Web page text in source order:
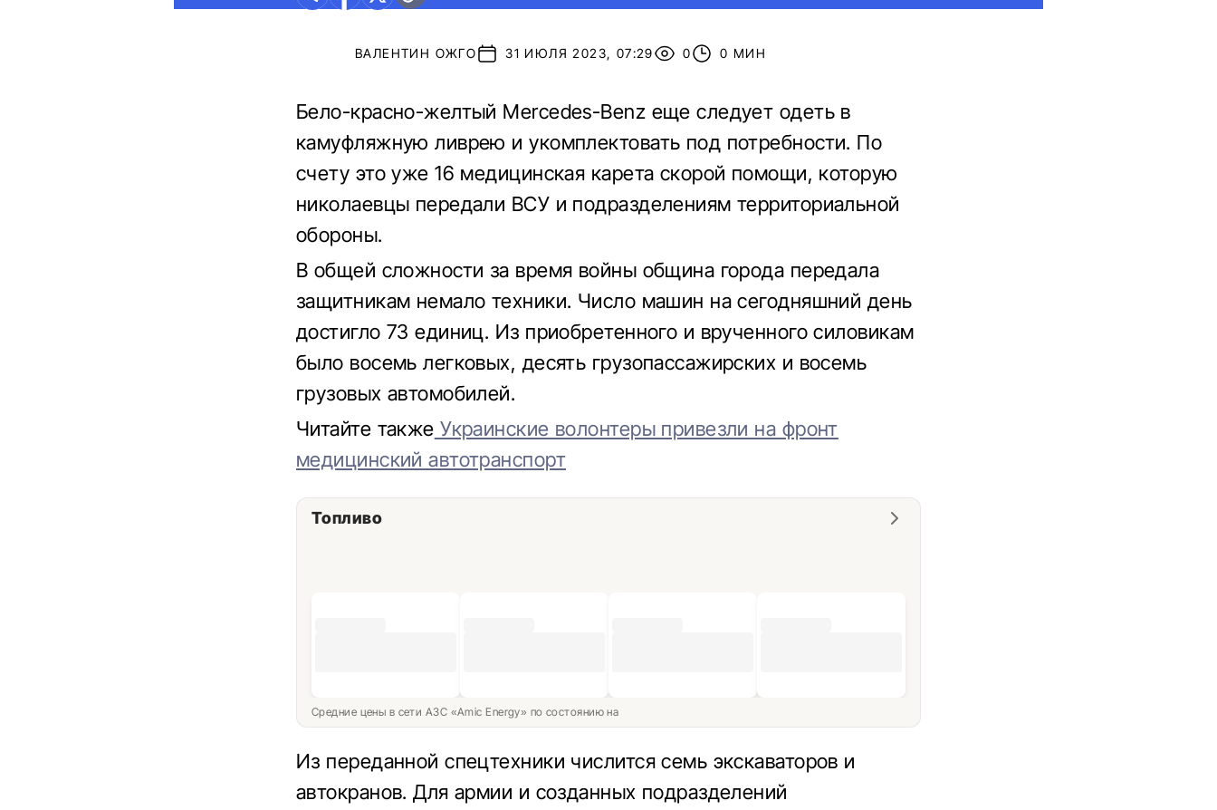
ВАЛЕНТИН ОЖГО 31 ИЮЛЯ 2023, 07:29 0 0 МИН
Бело-красно-желтый Mercedes-Benz еще следует одеть в
камуфляжную ливрею и укомплектовать под потребности. По
счету это уже 16 медицинская карета скорой помощи, которую
николаевцы передали ВСУ и подразделениям территориальной
обороны.
В общей сложности за время войны община города передала
защитникам немало техники. Число машин на сегодняшний день
достигло 73 единиц. Из приобретенного и врученного силовикам
было восемь легковых, десять грузопассажирских и восемь
грузовых автомобилей.
Читайте также Украинские волонтеры привезли на фронт
медицинский автотранспорт
Топливо
Средние цены в сети АЗС «Amic Energy» по состоянию на
Из переданной спецтехники числится семь экскаваторов и
автокранов. Для армии и созданных подразделений